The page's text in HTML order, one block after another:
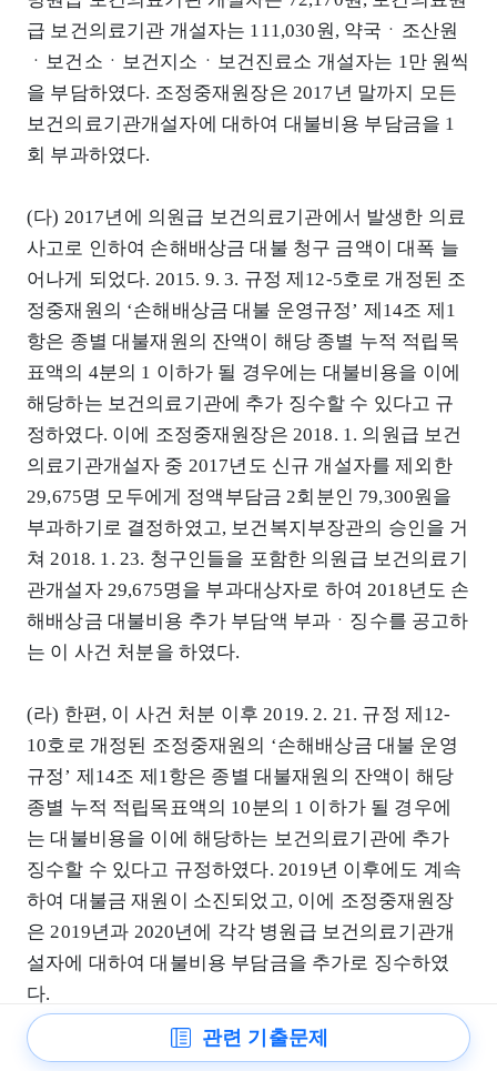
급 보건의료기관 개설자는 111,030원, 약국ㆍ조산원
ㆍ보건소ㆍ보건지소ㆍ보건진료소 개설자는 1만 원씩
을 부담하였다. 조정중재원장은 2017년 말까지 모든
보건의료기관개설자에 대하여 대불비용 부담금을 1
회 부과하였다.
(다) 2017년에 의원급 보건의료기관에서 발생한 의료
사고로 인하여 손해배상금 대불 청구 금액이 대폭 늘
어나게 되었다. 2015. 9. 3. 규정 제12-5호로 개정된 조
정중재원의 ‘손해배상금 대불 운영규정’ 제14조 제1
항은 종별 대불재원의 잔액이 해당 종별 누적 적립목
표액의 4분의 1 이하가 될 경우에는 대불비용을 이에
해당하는 보건의료기관에 추가 징수할 수 있다고 규
정하였다. 이에 조정중재원장은 2018. 1. 의원급 보건
의료기관개설자 중 2017년도 신규 개설자를 제외한
29,675명 모두에게 정액부담금 2회분인 79,300원을
부과하기로 결정하였고, 보건복지부장관의 승인을 거
쳐 2018. 1. 23. 청구인들을 포함한 의원급 보건의료기
관개설자 29,675명을 부과대상자로 하여 2018년도 손
해배상금 대불비용 추가 부담액 부과ㆍ징수를 공고하
는 이 사건 처분을 하였다.
(라) 한편, 이 사건 처분 이후 2019. 2. 21. 규정 제12-
10호로 개정된 조정중재원의 ‘손해배상금 대불 운영
규정’ 제14조 제1항은 종별 대불재원의 잔액이 해당
종별 누적 적립목표액의 10분의 1 이하가 될 경우에
는 대불비용을 이에 해당하는 보건의료기관에 추가
징수할 수 있다고 규정하였다. 2019년 이후에도 계속
하여 대불금 재원이 소진되었고, 이에 조정중재원장
은 2019년과 2020년에 각각 병원급 보건의료기관개
설자에 대하여 대불비용 부담금을 추가로 징수하였
다.
조정중재원장은 2019. 6. 24. ‘2019년도 손해배상금
관련 기출문제